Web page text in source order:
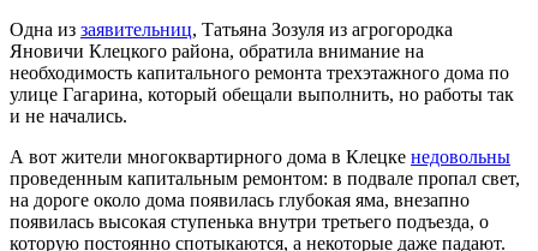
Одна из заявительниц, Татьяна Зозуля из агрогородка
Яновичи Клецкого района, обратила внимание на
необходимость капитального ремонта трехэтажного дома по
улице Гагарина, который обещали выполнить, но работы так
и не начались.
А вот жители многоквартирного дома в Клецке недовольны
проведенным капитальным ремонтом: в подвале пропал свет,
на дороге около дома появилась глубокая яма, внезапно
появилась высокая ступенька внутри третьего подъезда, о
которую постоянно спотыкаются, а некоторые даже падают.